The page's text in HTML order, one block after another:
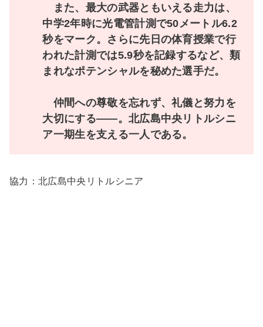
また、最大の武器ともいえる走力は、
中学2年時に光電管計測で50メートル6.2
秒をマーク。さらに先日の体育授業で行
われた計測では5.9秒を記録するなど、類
まれなポテンシャルを秘めた選手だ。
仲間への尊敬を忘れず、礼儀と努力を
大切にする――。北広島中央リトルシニ
ア一期生を支える一人である。
協力：北広島中央リトルシニア